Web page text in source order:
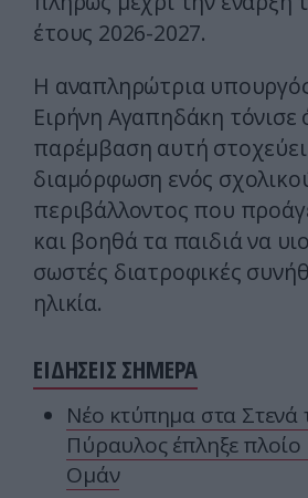
έτους 2026-2027.
Η αναπληρώτρια
Ειρήνη Αγαπηδάκη τόνισε
παρέμβαση αυτή
διαμόρφωση ενός
περιβάλλοντος που
και βοηθά τα παιδιά να
σωστές διατροφικές
ηλικία.
ΕΙΔΗΣΕΙΣ ΣΗΜΕΡΑ
Νέο κτύπημα στα
Πύραυλος έπληξε πλοίο
Ομάν